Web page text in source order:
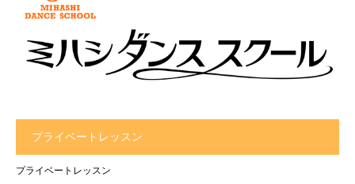
プライベートレッスン
プライベートレッスン